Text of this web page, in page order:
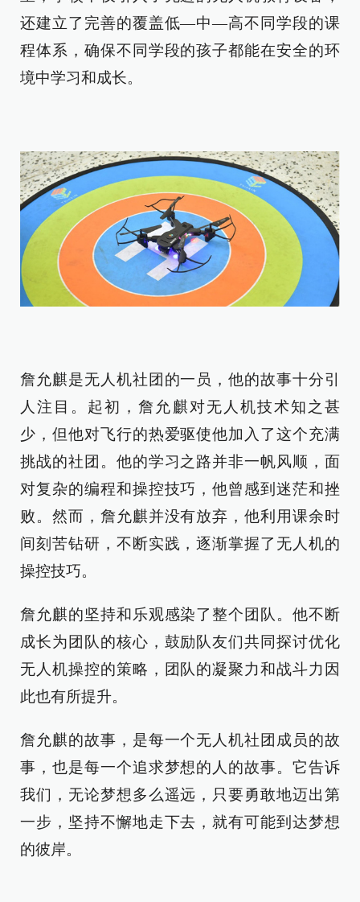
还建立了完善的覆盖低—中—高不同学段的课
程体系，确保不同学段的孩子都能在安全的环
境中学习和成长。
詹允麒是无人机社团的一员，他的故事十分引
人注目。起初，詹允麒对无人机技术知之甚
少，但他对飞行的热爱驱使他加入了这个充满
挑战的社团。他的学习之路并非一帆风顺，面
对复杂的编程和操控技巧，他曾感到迷茫和挫
败。然而，詹允麒并没有放弃，他利用课余时
间刻苦钻研，不断实践，逐渐掌握了无人机的
操控技巧。
詹允麒的坚持和乐观感染了整个团队。他不断
成长为团队的核心，鼓励队友们共同探讨优化
无人机操控的策略，团队的凝聚力和战斗力因
此也有所提升。
詹允麒的故事，是每一个无人机社团成员的故
事，也是每一个追求梦想的人的故事。它告诉
我们，无论梦想多么遥远，只要勇敢地迈出第
一步，坚持不懈地走下去，就有可能到达梦想
的彼岸。